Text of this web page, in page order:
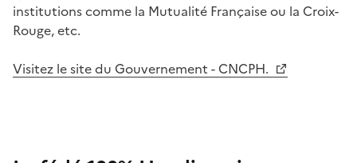
institutions comme la Mutualité Française ou la Croix-
Rouge, etc.
Visitez le site du Gouvernement - CNCPH.